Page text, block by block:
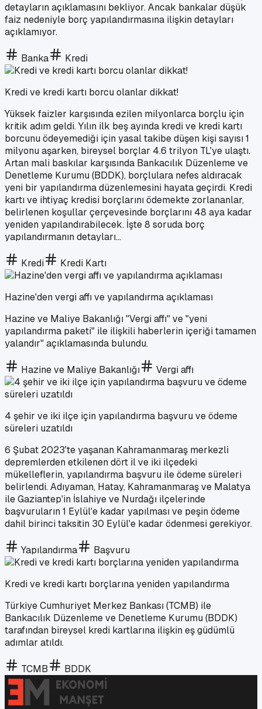
detayların açıklamasını bekliyor. Ancak bankalar düşük
faiz nedeniyle borç yapılandırmasına ilişkin detayları
açıklamıyor.
Banka Kredi
Kredi ve kredi kartı borcu olanlar dikkat!
Yüksek faizler karşısında ezilen milyonlarca borçlu için
kritik adım geldi. Yılın ilk beş ayında kredi ve kredi kartı
borcunu ödeyemediği için yasal takibe düşen kişi sayısı 1
milyonu aşarken, bireysel borçlar 4.6 trilyon TL'ye ulaştı.
Artan mali baskılar karşısında Bankacılık Düzenleme ve
Denetleme Kurumu (BDDK), borçlulara nefes aldıracak
yeni bir yapılandırma düzenlemesini hayata geçirdi. Kredi
kartı ve ihtiyaç kredisi borçlarını ödemekte zorlananlar,
belirlenen koşullar çerçevesinde borçlarını 48 aya kadar
yeniden yapılandırabilecek. İşte 8 soruda borç
yapılandırmanın detayları...
Kredi Kredi Kartı
Hazine'den vergi affı ve yapılandırma açıklaması
Hazine ve Maliye Bakanlığı "Vergi affı" ve "yeni
yapılandırma paketi" ile ilişkili haberlerin içeriği tamamen
yalandır" açıklamasında bulundu.
Hazine ve Maliye Bakanlığı Vergi affı
4 şehir ve iki ilçe için yapılandırma başvuru ve ödeme
süreleri uzatıldı
6 Şubat 2023'te yaşanan Kahramanmaraş merkezli
depremlerden etkilenen dört il ve iki ilçedeki
mükelleflerin, yapılandırma başvuru ile ödeme süreleri
belirlendi. Adıyaman, Hatay, Kahramanmaraş ve Malatya
ile Gaziantep'in İslahiye ve Nurdağı ilçelerinde
başvuruların 1 Eylül'e kadar yapılması ve peşin ödeme
dahil birinci taksitin 30 Eylül'e kadar ödenmesi gerekiyor.
Yapılandırma Başvuru
Kredi ve kredi kartı borçlarına yeniden yapılandırma
Türkiye Cumhuriyet Merkez Bankası (TCMB) ile
Bankacılık Düzenleme ve Denetleme Kurumu (BDDK)
tarafından bireysel kredi kartlarına ilişkin eş güdümlü
adımlar atıldı.
TCMB BDDK